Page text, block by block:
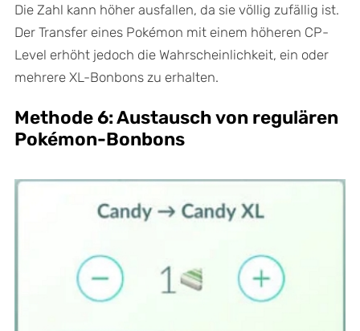
Die Zahl kann höher ausfallen, da sie völlig zufällig ist.
Der Transfer eines Pokémon mit einem höheren CP-
Level erhöht jedoch die Wahrscheinlichkeit, ein oder
mehrere XL-Bonbons zu erhalten.
Methode 6: Austausch von regulären
Pokémon-Bonbons